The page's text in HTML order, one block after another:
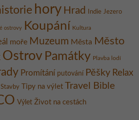
hory Hrad Indie Jezero
ostrovy Koupání Kultura
moře Muzeum Města Město
Ostrov Památky Plavba lodí
Promítání putování Pěšky Relax
Stavby Tipy na výlet Travel Bible
Výlet Život na cestách